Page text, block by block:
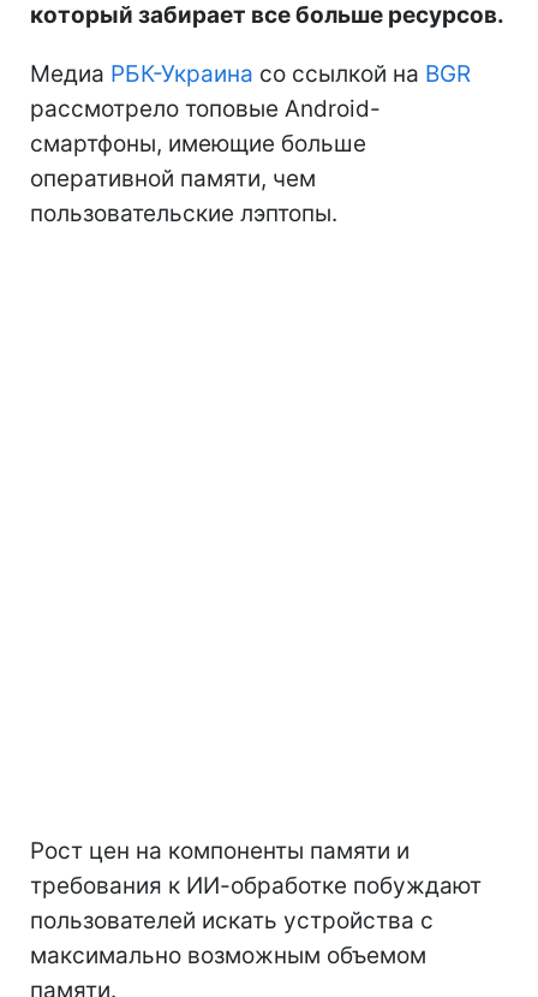
который забирает все больше ресурсов.
Медиа РБК-Украина со ссылкой на BGR
рассмотрело топовые Android-
смартфоны, имеющие больше
оперативной памяти, чем
пользовательские лэптопы.
Рост цен на компоненты памяти и
требования к ИИ-обработке побуждают
пользователей искать устройства с
максимально возможным объемом
памяти.